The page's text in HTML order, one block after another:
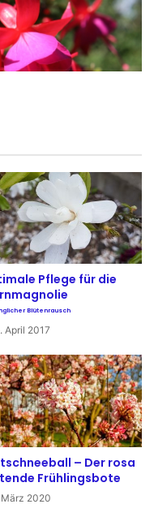
Pflege für die
Blütenrausch
April 2017
– Der rosa
Frühlingsbote
2020